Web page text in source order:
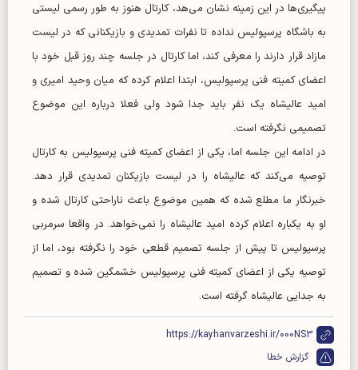
پیگیری‌ها در این زمینه نشان می‌هد، کارتال هنوز به طور رسمی لیستی
به باشگاه پرسپولیس نداده تا نفرات تمدیدی و بازیکنانی که در لیست
مازاد قرار دارند را معرفی کند، اما کارتال در جلسه چند روز قبل خود با
اعضای کمیته فنی پرسپولیس، ابتدا اعلام کرده که میان وحید امیری و
امید عالیشاه یک نفر باید جدا شود ولی فعلا درباره این موضوع
تصمیمی نگرفته است.
در ادامه این جلسه اما، یکی از اعضای کمیته فنی پرسپولیس به کارتال
توصیه می‌کند که عالیشاه را در لیست بازیکنان تمدیدی قرار دهد.
خبرنگار ما مطلع شده که همین موضوع باعث ناراحتی کارتال شده و
او به یکباره اعلام کرده امید عالیشاه را نمی‌خواهد. در واقعا سرمربی
پرسپولیس تا پیش از جلسه تصمیم قطعی خود را نگرفته بود، اما از
توصیه یکی از اعضای کمیته فنی پرسپولیس خشمگین شده و تصمیم
به جدایی عالیشاه گرفته است.
https://kayhanvarzeshi.ir/000NS3
گزارش خطا